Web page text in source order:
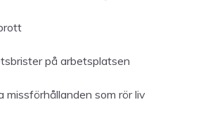
på arbetsplatsen
miss­förhål­lan­den som rör liv